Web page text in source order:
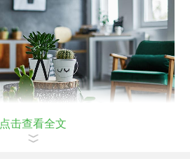
点击查看全文